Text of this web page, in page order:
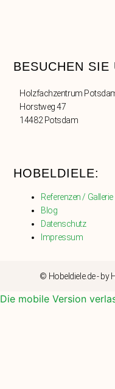
BESUCHEN SIE
Holzfachzentrum
Horstweg 47
14482 Potsdam
HOBELDIELE:
Referenzen / Gallerie
Blog
Datenschutz
Impressum
© Hobeldiele.de - by
Die mobile Version